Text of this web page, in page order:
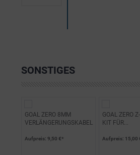
SONSTIGES
GOAL ZERO 8MM
VERLÄNGERUNGSKABEL
Aufpreis: 9,50 €*
GOAL ZERO
KIT FÜR...
Aufpreis: 15,00